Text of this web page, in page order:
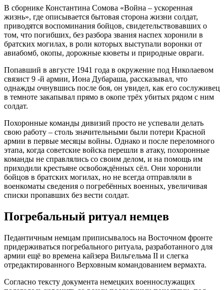
В сборнике Константина Сомова «Война – ускоренная
жизнь», где описывается бытовая сторона жизни солдат,
приводятся воспоминания бойцов, свидетельствовавших о
том, что погибших, без разбора звания наспех хоронили в
братских могилах, в роли которых выступали воронки от
авиабомб, окопы, дорожные кюветы и природные овраги.
Попавший в августе 1941 года в окружение под Николаевом
связист 9 -й армии, Иона Дубараша, рассказывал, что
однажды очнувшись после боя, он увидел, как его сослуживец
в темноте закапывал прямо в окопе трёх убитых рядом с ним
солдат.
Похоронные команды дивизий просто не успевали делать
свою работу – столь значительными были потери Красной
армии в первые месяцы войны. Однако и после переломного
этапа, когда советские войска перешли в атаку, похоронные
команды не справлялись со своим делом, и на помощь им
приходили крестьяне освобождённых сёл. Они хоронили
бойцов в братских могилах, но не всегда отправляли в
военкоматы сведения о погребённых военных, увеличивая
списки пропавших без вести солдат.
Погребальный ритуал немцев
Педантичным немцам приписывалось на Восточном фронте
придерживаться погребального ритуала, разработанного для
армии ещё во времена кайзера Вильгельма II и слегка
отредактированного Верховным командованием вермахта.
Согласно тексту документа немецких военнослужащих